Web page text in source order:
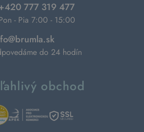
777 319 477
- Pia 7:00 - 15:00
do 24 hodín
obchod